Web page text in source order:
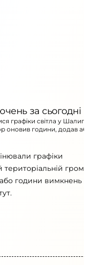
за сьогодні
графіки світла у
оновив години, додав
графіки
години вимкнень